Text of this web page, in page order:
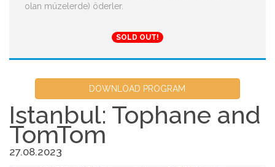
olan müzelerde) öderler.
SOLD OUT!
DOWNLOAD PROGRAM
Istanbul: Tophane and
TomTom
27.08.2023